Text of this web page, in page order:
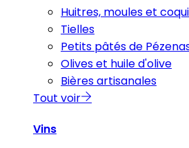
Huitres, moules et
Tielles
Petits pâtés de
Olives et huile d'olive
Bières artisanales
Tout voir
Vins